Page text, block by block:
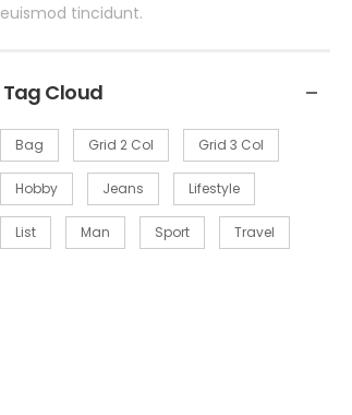
euismod tincidunt.
Tag Cloud
Bag Grid 2 Col Grid 3 Col
Hobby Jeans Lifestyle
List Man Sport Travel